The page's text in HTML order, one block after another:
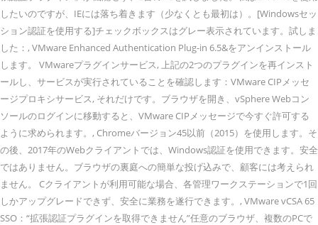
したいのですが、IEには落ち着きます（少なくとも最初は）。[Windowsセッ
ション認証を使用する]チェックボックスはグレー表示されています。試しま
した：, VMware Enhanced Authentication Plug-in 6.5&をアンインストール
します。 VMwareプラグインサービス, 上記の2つのプラグインを再インスト
ールし、サービスが実行されていることを確認します：VMware CIPメッセ
ージプロキシサービス, それだけです。ブラウザを開き、vSphere Webコン
ソールのログインに移動すると、VMware CIPメッセージで今すぐ許可する
ように求められます。, Chromeバージョン45以前（2015）を使用します。そ
の後、2017年のWebクライアントでは、Windows認証を使用できます。安全
ではありません。ブラウザの裏庭への簡単な投げ込みで、顧客には考えられ
ません。 Cクライアントが利用可能な場合、各管理ワークステーションで1回
しかアップグレードできず、安全に業務を遂行できます。, VMware vCSA 65
SSO：“拡張認証プラグインを取得できません”任意のブラウザ、複数のPCで